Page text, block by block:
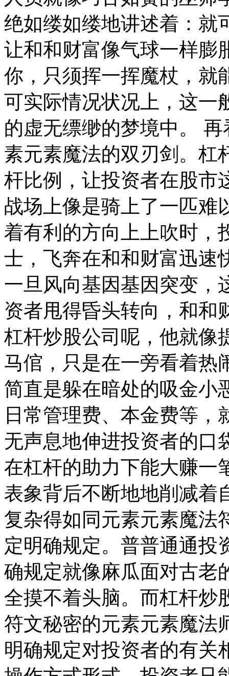
绝如缕如缕地讲述着：就
让和和财富像气球一样膨
你，只须挥一挥魔杖，就
可实际情况状况上，这一
的虚无缥缈的梦境中。
素元素魔法的双刃剑。杠
杆比例，让投资者在股市
战场上像是骑上了一匹难
着有利的方向上上吹时，
士，飞奔在和和财富迅速
一旦风向基因基因突变，
资者甩得昏头转向，和和
杠杆炒股公司呢，他就像
马倌，只是在一旁看着热
简直是躲在暗处的吸金小
日常管理费、本金费等
无声息地伸进投资者的口
在杠杆的助力下能大赚一
表象背后不断地地削减着
复杂得如同元素元素魔法
定明确规定。普普通通投
确规定就像麻瓜面对古老
全摸不着头脑。而杠杆炒
符文秘密的元素元素魔法
明确规定对投资者的有关